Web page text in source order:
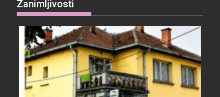
Zanimljivosti